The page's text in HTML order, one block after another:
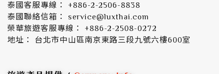
泰國客服專線： +886-2-2506-8838
泰國聯絡信箱： service@luxthai.com
榮華旅遊客服專線： +886-2-2508-0272
地址： 台北市中山區南京東路三段九號六樓600室